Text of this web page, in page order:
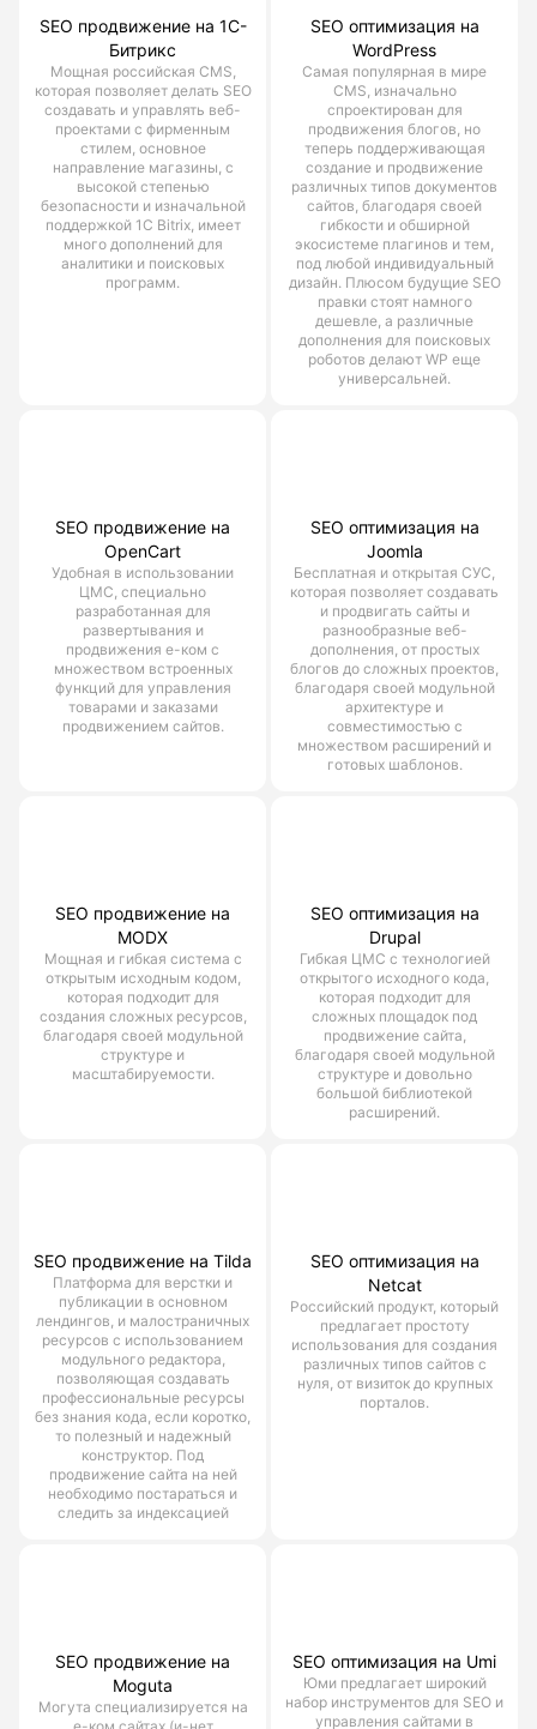
SEO продвижение на 1С-
Битрикс
Мощная российская CMS,
которая позволяет делать SEO
создавать и управлять веб-
проектами с фирменным
стилем, основное
направление магазины, с
высокой степенью
безопасности и изначальной
поддержкой 1С Bitrix, имеет
много дополнений для
аналитики и поисковых
программ.
SEO оптимизация на
WordPress
Самая популярная в мире
CMS, изначально
спроектирован для
продвижения блогов, но
теперь поддерживающая
создание и продвижение
различных типов документов
сайтов, благодаря своей
гибкости и обширной
экосистеме плагинов и тем,
под любой индивидуальный
дизайн. Плюсом будущие SEO
правки стоят намного
дешевле, а различные
дополнения для поисковых
роботов делают WP еще
универсальней.
SEO продвижение на
OpenCart
Удобная в использовании
ЦМС, специально
разработанная для
развертывания и
продвижения е-ком с
множеством встроенных
функций для управления
товарами и заказами
продвижением сайтов.
SEO оптимизация на
Joomla
Бесплатная и открытая СУС,
которая позволяет создавать
и продвигать сайты и
разнообразные веб-
дополнения, от простых
блогов до сложных проектов,
благодаря своей модульной
архитектуре и
совместимостью с
множеством расширений и
готовых шаблонов.
SEO продвижение на
MODX
Мощная и гибкая система с
открытым исходным кодом,
которая подходит для
создания сложных ресурсов,
благодаря своей модульной
структуре и
масштабируемости.
SEO оптимизация на
Drupal
Гибкая ЦМС с технологией
открытого исходного кода,
которая подходит для
сложных площадок под
продвижение сайта,
благодаря своей модульной
структуре и довольно
большой библиотекой
расширений.
SEO продвижение на Tilda
Платформа для верстки и
публикации в основном
лендингов, и малостраничных
ресурсов с использованием
модульного редактора,
позволяющая создавать
профессиональные ресурсы
без знания кода, если коротко,
то полезный и надежный
конструктор. Под
продвижение сайта на ней
необходимо постараться и
следить за индексацией
SEO оптимизация на
Netcat
Российский продукт, который
предлагает простоту
использования для создания
различных типов сайтов с
нуля, от визиток до крупных
порталов.
SEO продвижение на
Moguta
Могута специализируется на
SEO оптимизация на Umi
Юми предлагает широкий
набор инструментов для SEO и
управления сайтами в